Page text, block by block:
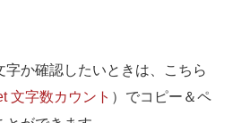
か確認したいときは、こちら
文字数カウント ）でコピー＆ペ